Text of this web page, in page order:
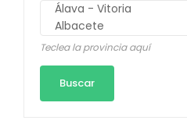
ideas!
Teclea la provincia aquí